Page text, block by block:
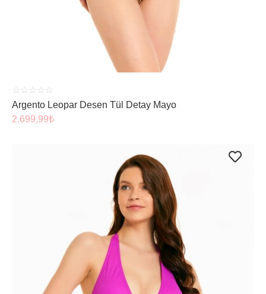
ÜRÜNÜ İNCELE
☆ ☆ ☆ ☆ ☆
Argento Leopar Desen Tül Detay Mayo
2.699,99₺